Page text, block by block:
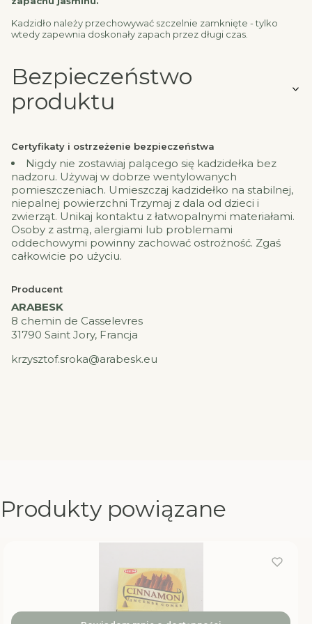
Kadzidło należy przechowywać szczelnie zamknięte - tylko
wtedy zapewnia doskonały zapach przez długi czas.
Bezpieczeństwo
produktu
Certyfikaty i ostrzeżenie bezpieczeństwa
Nigdy nie zostawiaj palącego się kadzidełka bez
nadzoru. Używaj w dobrze wentylowanych
pomieszczeniach. Umieszczaj kadzidełko na stabilnej,
niepalnej powierzchni Trzymaj z dala od dzieci i
zwierząt. Unikaj kontaktu z łatwopalnymi materiałami.
Osoby z astmą, alergiami lub problemami
oddechowymi powinny zachować ostrożność. Zgaś
całkowicie po użyciu.
Producent
ARABESK
8 chemin de Casselevres
31790 Saint Jory, Francja
krzysztof.sroka@arabesk.eu
Produkty powiązane